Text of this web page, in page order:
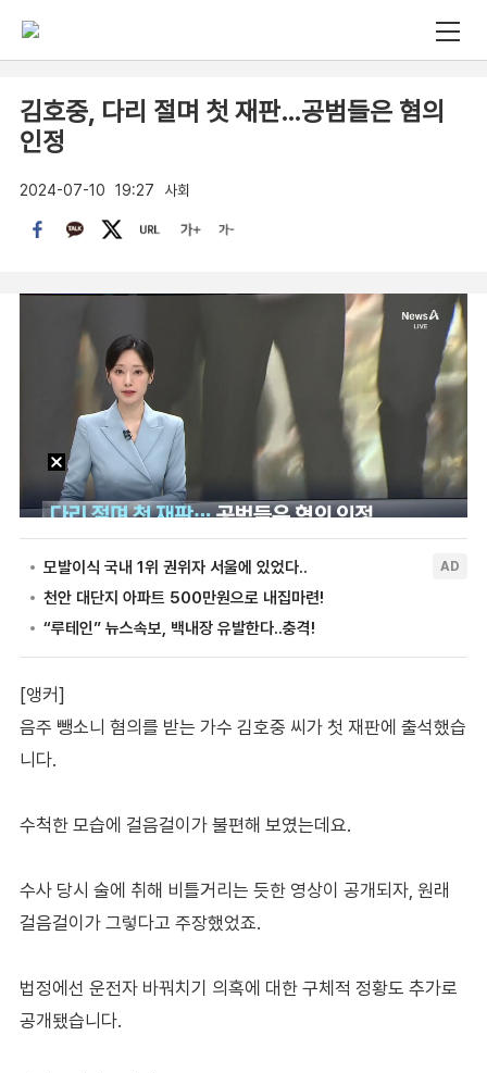
김호중, 다리 절며 첫 재판…공범들은 혐의
인정
2024-07-10 19:27 사회
[앵커]
음주 뺑소니 혐의를 받는 가수 김호중 씨가 첫 재판에 출석했습
니다.
수척한 모습에 걸음걸이가 불편해 보였는데요.
수사 당시 술에 취해 비틀거리는 듯한 영상이 공개되자, 원래
걸음걸이가 그렇다고 주장했었죠.
법정에선 운전자 바꿔치기 의혹에 대한 구체적 정황도 추가로
공개됐습니다.